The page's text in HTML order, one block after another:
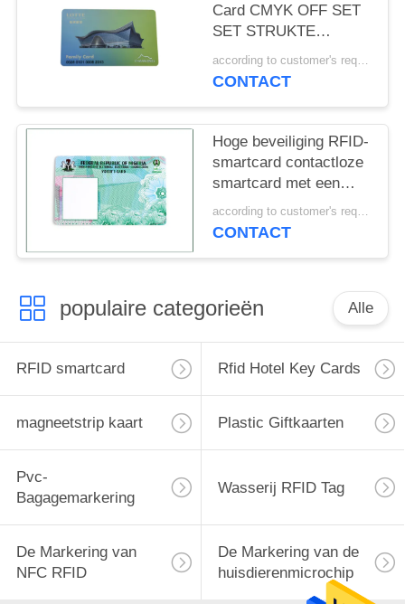
Card CMYK OFF SET
SET STRUKTE
SAMPER RESTANTE
ISO STANDAARD
according to customer's requirements MOQ:500pcs
CONTACT
Hoge beveiliging RFID-
smartcard contactloze
smartcard met een
dikte van 0,88 mm
according to customer's requirements MOQ:500pcs
CONTACT
populaire categorieën Alle
RFID smartcard Rfid Hotel Key Cards
magneetstrip kaart Plastic Giftkaarten
Pvc-
Bagagemarkering
Wasserij RFID Tag
De Markering van
NFC RFID
De Markering van de
huisdierenmicrochip